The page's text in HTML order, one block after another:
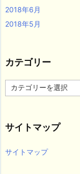
2018年6月
2018年5月
カテゴリー
カ
テ
ー
サイトマップ
サイトマップ